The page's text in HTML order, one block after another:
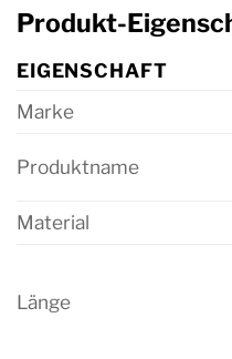
Produkt-
EIGENSCHAFT
Marke
Produktname
Material
Länge